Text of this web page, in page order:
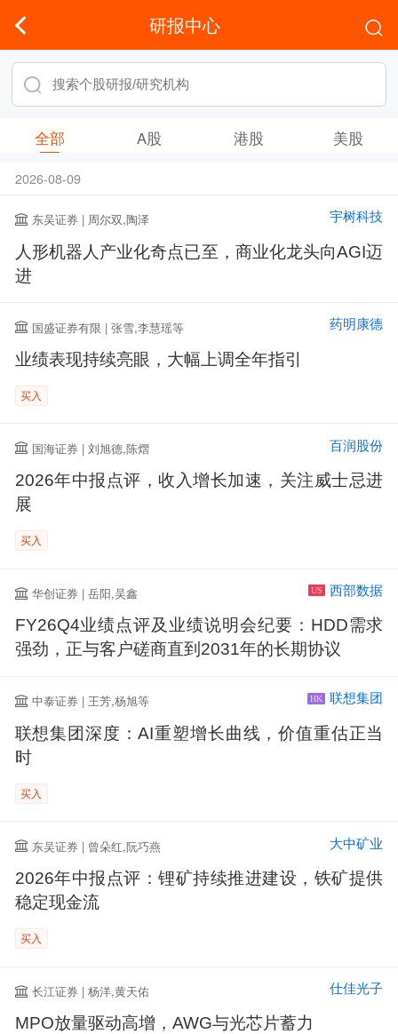
研报中心
全部 A股 港股 美股
2026-08-09
东吴证券 | 周尔双,陶泽 宇树科技
人形机器人产业化奇点已至，商业化龙头向AGI迈
进
国盛证券有限 | 张雪,李慧瑶等 药明康德
业绩表现持续亮眼，大幅上调全年指引
买入
国海证券 | 刘旭德,陈熠 百润股份
2026年中报点评，收入增长加速，关注威士忌进
展
买入
华创证券 | 岳阳,吴鑫 US 西部数据
FY26Q4业绩点评及业绩说明会纪要：HDD需求
强劲，正与客户磋商直到2031年的长期协议
中泰证券 | 王芳,杨旭等 HK 联想集团
联想集团深度：AI重塑增长曲线，价值重估正当
时
买入
东吴证券 | 曾朵红,阮巧燕 大中矿业
2026年中报点评：锂矿持续推进建设，铁矿提供
稳定现金流
买入
长江证券 | 杨洋,黄天佑 仕佳光子
MPO放量驱动高增，AWG与光芯片蓄力